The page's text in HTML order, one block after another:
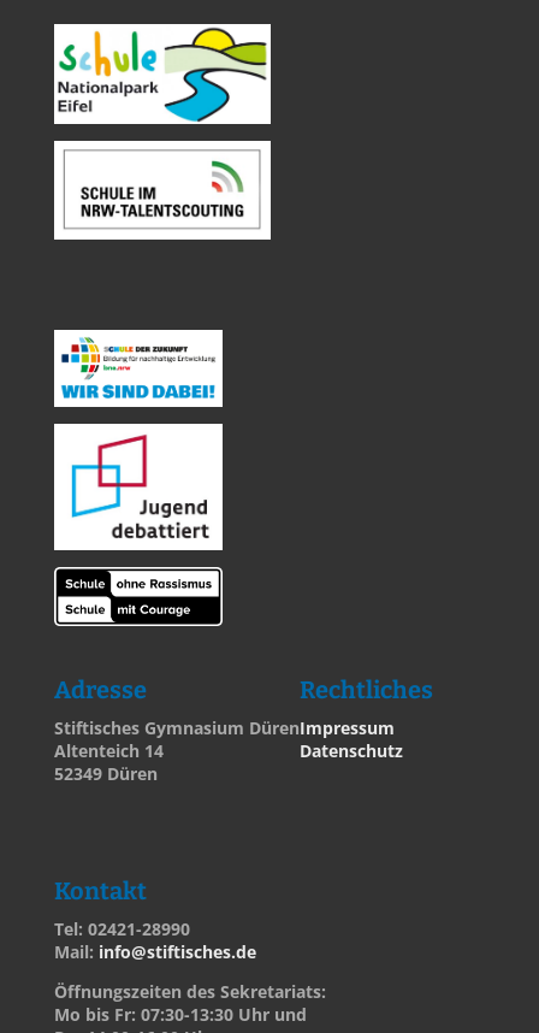
Adresse
Stiftisches Gymnasium Düren
Altenteich 14
52349 Düren
Rechtliches
Impressum
Datenschutz
Kontakt
Tel: 02421-28990
Mail: info@stiftisches.de
Öffnungszeiten des Sekretariats:
Mo bis Fr: 07:30-13:30 Uhr und